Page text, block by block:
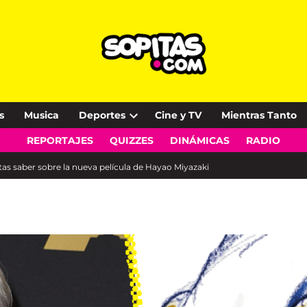
Musica Deportes
Open
dropdown
Cine y TV Mientras Tanto
REPORTAJES QUIZZES DINÁMICAS RADIO
saber sobre la nueva película de Hayao Miyazaki